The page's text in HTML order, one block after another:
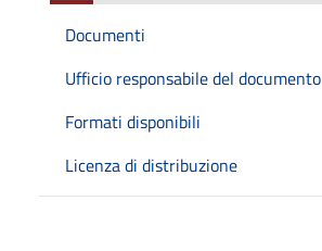
Documenti
Ufficio responsabile del documento
Formati disponibili
Licenza di distribuzione